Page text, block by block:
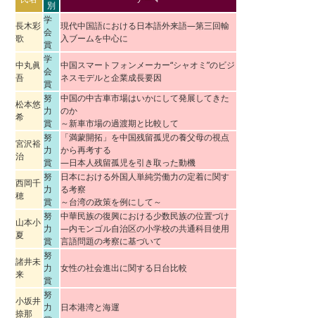
別
長木彩
歌
学
会
賞
現代中国語における日本語外来語―第三回輸
入ブームを中心に
中丸眞
吾
学
会
賞
中国スマートフォンメーカー“シャオミ”のビジ
ネスモデルと企業成長要因
松本悠
希
努
力
賞
中国の中古車市場はいかにして発展してきた
のか
～新車市場の過渡期と比較して
宮沢裕
治
努
力
賞
「満蒙開拓」を中国残留孤児の養父母の視点
から再考する
―日本人残留孤児を引き取った動機
西岡千
穂
努
力
賞
日本における外国人単純労働力の定着に関す
る考察
～台湾の政策を例にして～
山本小
夏
努
力
賞
中華民族の復興における少数民族の位置づけ
―内モンゴル自治区の小学校の共通科目使用
言語問題の考察に基づいて
諸井未
来
努
力
賞
女性の社会進出に関する日台比較
小坂井
捺那
努
力
日本港湾と海運